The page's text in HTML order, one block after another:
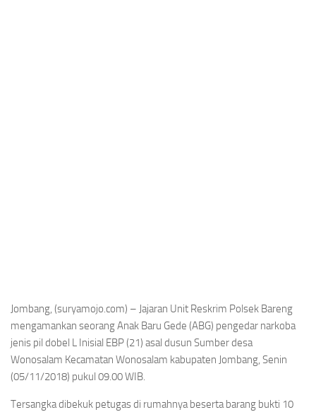
Jombang, (suryamojo.com) – Jajaran Unit Reskrim Polsek Bareng
mengamankan seorang Anak Baru Gede (ABG) pengedar narkoba
jenis pil dobel L Inisial EBP (21) asal dusun Sumber desa
Wonosalam Kecamatan Wonosalam kabupaten Jombang, Senin
(05/11/2018) pukul 09.00 WIB.
Tersangka dibekuk petugas di rumahnya beserta barang bukti 10